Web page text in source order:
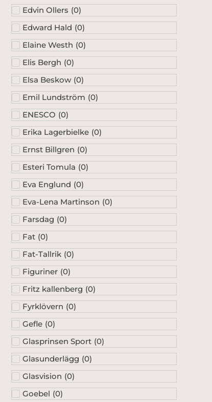
Edvin Ollers (0)
Edward Hald (0)
Elaine Westh (0)
Elis Bergh (0)
Elsa Beskow (0)
Emil Lundström (0)
ENESCO (0)
Erika Lagerbielke (0)
Ernst Billgren (0)
Esteri Tomula (0)
Eva Englund (0)
Eva-Lena Martinson (0)
Farsdag (0)
Fat (0)
Fat-Tallrik (0)
Figuriner (0)
Fritz kallenberg (0)
Fyrklövern (0)
Gefle (0)
Glasprinsen Sport (0)
Glasunderlägg (0)
Glasvision (0)
Goebel (0)